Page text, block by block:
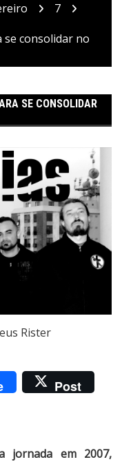
7
se consolidar no
SE CONSOLIDAR
Rister
Post
jornada em 2007,